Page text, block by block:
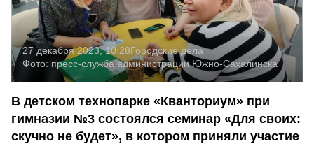
27 декабря 2023, 10:28Городские дела
Фото: пресс-служба администрации Южно-Сахалинска
В детском технопарке «Кванториум» при
гимназии №3 состоялся семинар «Для своих:
скучно не будет», в котором приняли участие